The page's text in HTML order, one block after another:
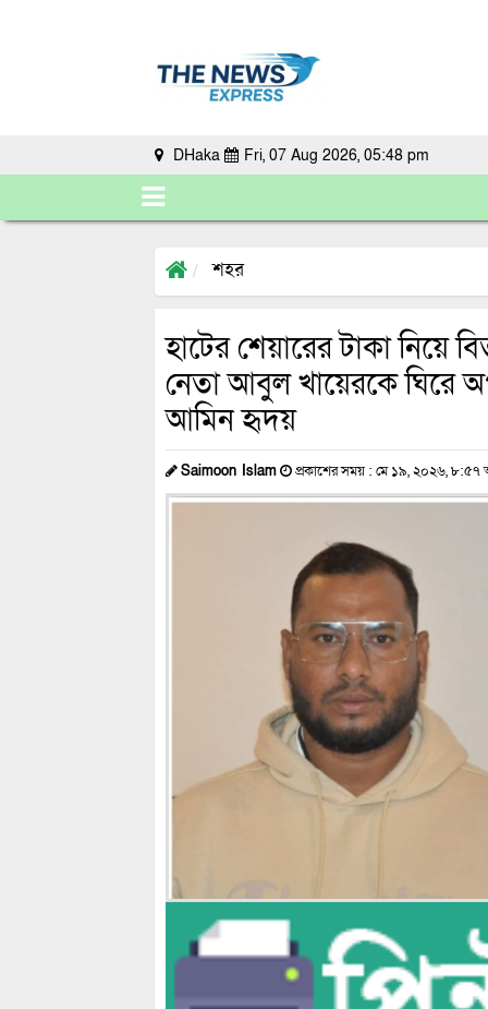
DHaka Fri, 07 Aug 2026, 05:48 pm
শহর
হাটের শেয়ারের টাকা নিয়ে
নেতা আবুল খায়েরকে ঘিরে
আমিন হৃদয়
Saimoon Islam প্রকাশের সময় : মে ১৯, ২০২৬, ৮:৫৭